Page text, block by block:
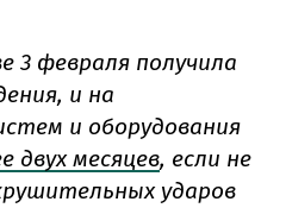
3 февраля получила
и на
и оборудования
двух месяцев, если не
ударов